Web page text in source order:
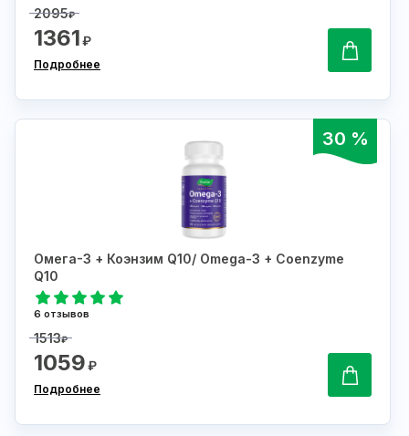
2095₽
1361₽
Подробнее
30 %
Омега-3 + Коэнзим Q10/ Omega-3 + Coenzyme
Q10
6 отзывов
1513₽
1059₽
Подробнее